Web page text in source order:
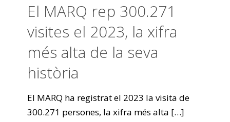
El MARQ rep 300.271
visites el 2023, la xifra
més alta de la seva
història
El MARQ ha registrat el 2023 la visita de
300.271 persones, la xifra més alta […]